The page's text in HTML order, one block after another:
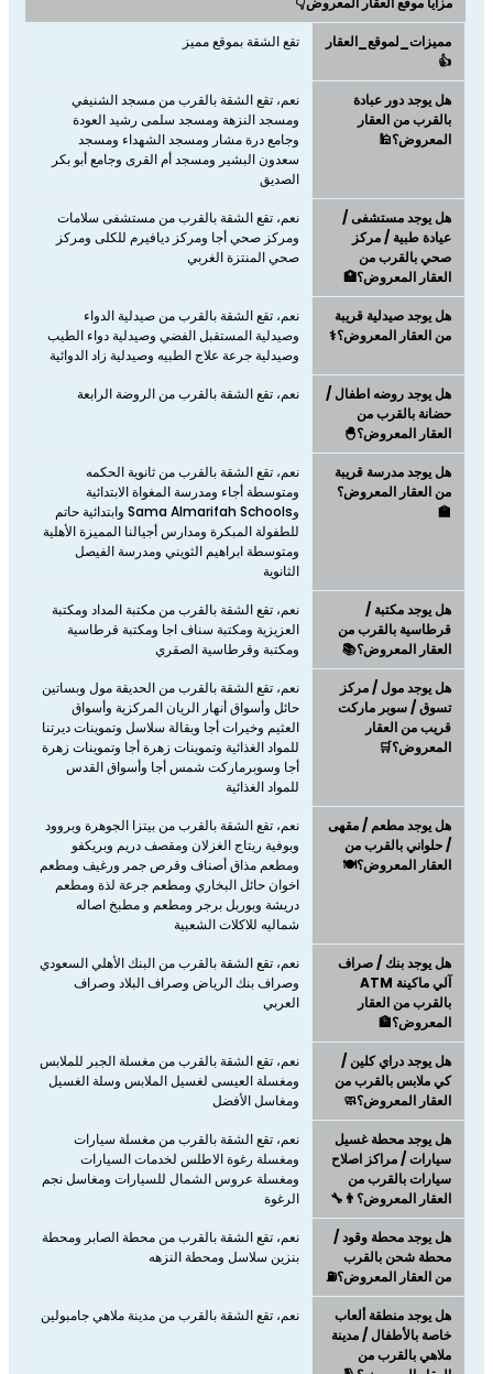
مميزات_لموقع_العقار
👍
تقع الشقة بموقع مميز
هل يوجد دور عبادة
بالقرب من العقار
المعروض؟🕌
نعم، تقع الشقة بالقرب من مسجد الشنيفي
ومسجد النزهة ومسجد سلمى رشيد العودة
وجامع درة مشار ومسجد الشهداء ومسجد
سعدون البشير ومسجد أم القرى وجامع أبو بكر
الصديق
هل يوجد مستشفى /
عيادة طبية / مركز
صحي بالقرب من
العقار المعروض؟🏥
نعم، تقع الشقة بالقرب من مستشفى سلامات
ومركز صحي أجا ومركز ديافيرم للكلى ومركز
صحي المنتزة الغربي
هل يوجد صيدلية قريبة
من العقار المعروض؟⚕️
نعم، تقع الشقة بالقرب من صيدلية الدواء
وصيدلية المستقبل الفضي وصيدلية دواء الطيب
وصيدلية جرعة علاج الطبيه وصيدلية زاد الدوائية
هل يوجد روضه اطفال /
حضانة بالقرب من
العقار المعروض؟🐣
نعم، تقع الشقة بالقرب من الروضة الرابعة
هل يوجد مدرسة قريبة
من العقار المعروض؟
🏫
نعم، تقع الشقة بالقرب من ثانوية الحكمه
ومتوسطة أجاء ومدرسة المغواة الابتدائية
وSama Almarifah Schools وابتدائية حاتم
للطفولة المبكرة ومدارس أجيالنا المميزة الأهلية
ومتوسطة ابراهيم الثويني ومدرسة الفيصل
الثانوية
هل يوجد مكتبة /
قرطاسية بالقرب من
العقار المعروض؟📚
نعم، تقع الشقة بالقرب من مكتبة المداد ومكتبة
العزيزية ومكتبة سناف اجا ومكتبة قرطاسية
ومكتبة وقرطاسية الصقري
هل يوجد مول / مركز
تسوق / سوبر ماركت
قريب من العقار
المعروض؟🛒
نعم، ​​​​​​​تقع الشقة بالقرب من الحديقة مول وبساتين
حائل وأسواق أنهار الريان المركزية وأسواق
العثيم وخيرات أجا وبقالة سلاسل وتموينات ديرتنا
للمواد الغذائية وتموينات زهرة أجا وتموينات زهرة
أجا وسوبرماركت شمس أجا وأسواق القدس
للمواد الغذائية
هل يوجد مطعم / مقهى
/ حلواني بالقرب من
العقار المعروض؟🍽️
نعم، ​​​​​​​تقع الشقة بالقرب من بيتزا الجوهرة وبروود
وبوفية ريتاج الغزلان ومقصف دريم وبريكفو
ومطعم مذاق أصناف وقرص جمر ورغيف ومطعم
اخوان حائل البخاري ومطعم جرعة لذة ومطعم
دريشة وبوربل برجر ومطعم و مطبخ اصاله
شماليه للاكلات الشعبية
هل يوجد بنك / صراف
آلي ماكينة ATM
بالقرب من العقار
المعروض؟🏦
نعم، تقع الشقة بالقرب من البنك الأهلي السعودي
وصراف بنك الرياض وصراف البلاد وصراف
العربي
هل يوجد دراي كلين /
كي ملابس بالقرب من
العقار المعروض؟🧼
نعم، تقع الشقة بالقرب من مغسلة الجبر للملابس
ومغسلة العيسى لغسيل الملابس وسلة الغسيل
ومغاسل الأفضل
هل يوجد محطة غسيل
سيارات / مراكز اصلاح
سيارات بالقرب من
العقار المعروض؟👨‍🔧
نعم، تقع الشقة بالقرب من مغسلة سيارات
ومغسلة رغوة الاطلس لخدمات السيارات
ومغسلة عروس الشمال للسيارات ومغاسل نجم
الرغوة
هل يوجد محطة وقود /
محطة شحن بالقرب
من العقار المعروض؟⛽
نعم، تقع الشقة بالقرب من محطة الصابر ومحطة
بنزين سلاسل ومحطة النزهه
هل يوجد منطقة ألعاب
خاصة بالأطفال / مدينة
ملاهي بالقرب من
نعم، تقع الشقة بالقرب من مدينة ملاهي جامبولين